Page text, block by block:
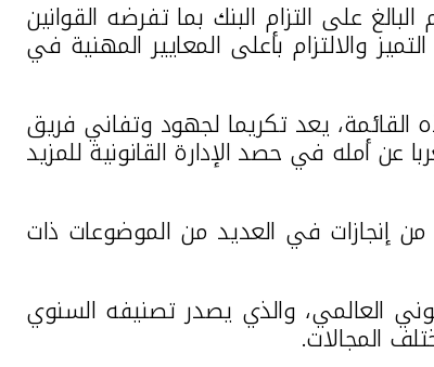
على التزام البنك بما تفرضه القوانين
والالتزام بأعلى المعايير المهنية في
القائمة، يعد تكريما لجهود وتفاني فريق
عن أمله في حصد الإدارة القانونية للمزيد
إنجازات في العديد من الموضوعات ذات
العالمي، والذي يصدر تصنيفه السنوي
المجالات.